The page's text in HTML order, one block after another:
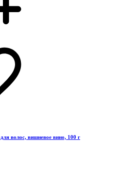
волос, вишневое вино, 100 г